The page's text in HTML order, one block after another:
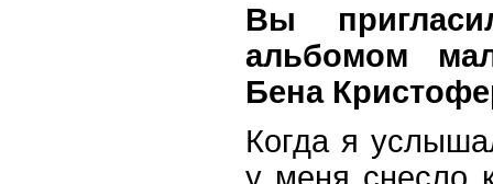
Вы
альбомом
Бена
Когда я